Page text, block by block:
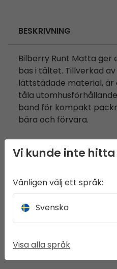
BESKRIVNING
Bilberry Runt Matta ger
bas i tältet. Tillverkad
lättstädade material, är
tåla
band för kompakt
bära och förvara.
FUNKTIONER
KÖPS OFTA TILLSAMMANS
Vi kunde inte
Vänligen välj ett språk:
Svenska
Visa alla språk